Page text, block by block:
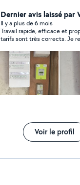
bricolages
Dernier avis laissé par
Il y a plus de 6 mois
Travail rapide, efficace et
tarifs sont très corrects. Je
Voir le profil